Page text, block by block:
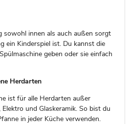
sowohl innen als auch außen sorgt
ein Kinderspiel ist. Du kannst die
geben oder sie einfach
Herdarten
ist für alle Herdarten außer
und Glaskeramik. So bist du
in jeder Küche verwenden.